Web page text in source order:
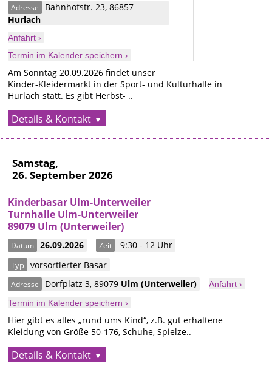
Adresse Bahnhofstr. 23,86857
Hurlach
Anfahrt ›
Termin im Kalender speichern ›
Am Sonntag 20.09.2026 findet unser
Kinder-Kleidermarkt in der Sport- und Kulturhalle in
Hurlach statt. Es gibt Herbst- ..
Details & Kontakt
Samstag,
26. September 2026
Kinderbasar Ulm-Unterweiler
Turnhalle Ulm-Unterweiler
89079 Ulm (Unterweiler)
Datum 26.09.2026 Zeit 9:30 - 12 Uhr
Typ vorsortierter Basar
Adresse Dorfplatz 3,89079 Ulm(Unterweiler)
Anfahrt ›
Termin im Kalender speichern ›
Hier gibt es alles „rund ums Kind“, z.B. gut erhaltene
Kleidung von Größe 50-176, Schuhe, Spielze..
Details & Kontakt